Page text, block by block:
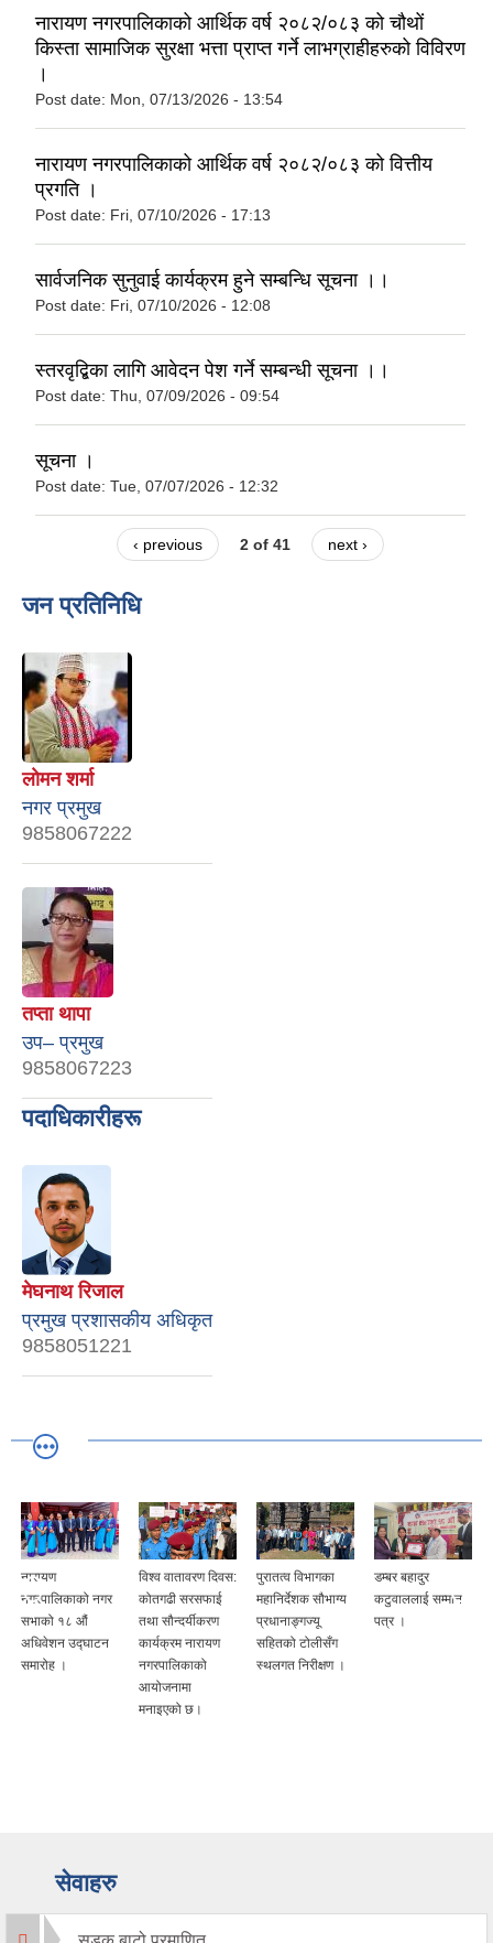
नारायण नगरपालिकाको आर्थिक वर्ष २०८२/०८३ को चौथों
किस्ता सामाजिक सुरक्षा भत्ता प्राप्त गर्ने लाभग्राहीहरुको विविरण
।
Post date: Mon, 07/13/2026 - 13:54
नारायण नगरपालिकाको आर्थिक वर्ष २०८२/०८३ को वित्तीय
प्रगति ।
Post date: Fri, 07/10/2026 - 17:13
सार्वजनिक सुनुवाई कार्यक्रम हुने सम्बन्धि सूचना ।।
Post date: Fri, 07/10/2026 - 12:08
स्तरवृद्बिका लागि आवेदन पेश गर्ने सम्बन्धी सूचना ।।
Post date: Thu, 07/09/2026 - 09:54
सूचना ।
Post date: Tue, 07/07/2026 - 12:32
‹ previous 2 of 41 next ›
जन प्रतिनिधि
लाेमन शर्मा
नगर प्रमुख
9858067222
तप्ता थापा
उप– प्रमुख
9858067223
पदाधिकारीहरू
मेघनाथ रिजाल
प्रमुख प्रशासकीय अधिकृत
9858051221
नारायण
नगरपालिकाको नगर
सभाको १८ औं
अधिवेशन उद्घाटन
समारोह ।
विश्व वातावरण दिवस:
कोतगढी सरसफाई
तथा सौन्दर्यीकरण
कार्यक्रम नारायण
नगरपालिकाको
आयोजनामा
मनाइएको छ।
पुरातत्व विभागका
महानिर्देशक सौभाग्य
प्रधानाङ्गज्यू
सहितको टोलीसँग
स्थलगत निरीक्षण ।
डम्बर बहादुर
कटुवाललाई सम्मान
पत्र ।
सेवाहरु